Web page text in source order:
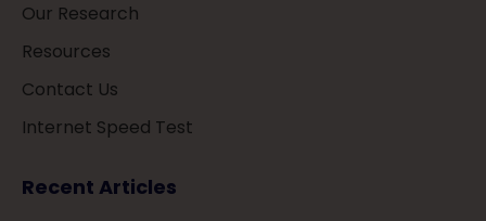
Our Research
Resources
Contact Us
Internet Speed Test
Recent Articles